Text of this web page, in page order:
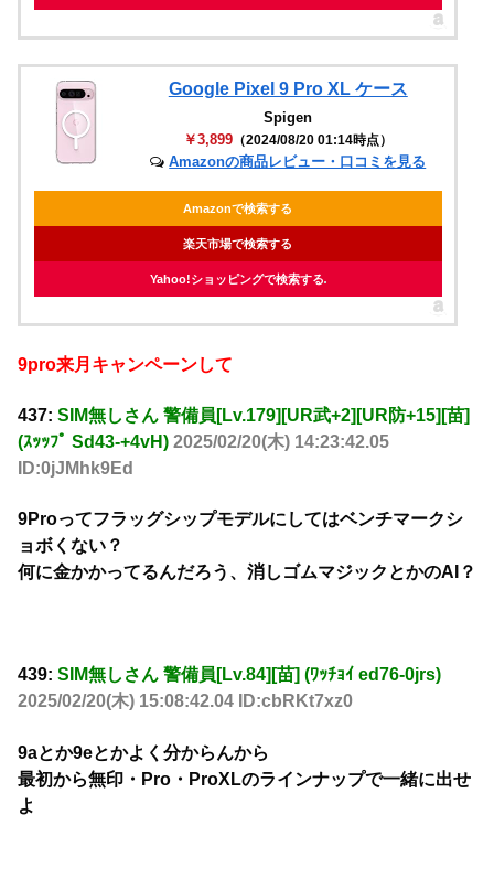
Google Pixel 9 Pro XL ケース
Spigen
￥3,899 （2024/08/20 01:14時点）
Amazonの商品レビュー・口コミを見る
Amazonで検索する
楽天市場で検索する
Yahoo!ショッピングで検索する
9pro来月キャンペーンして
437: SIM無しさん 警備員[Lv.179][UR武+2][UR防+15][苗]
(ｽｯｯﾌﾟ Sd43-+4vH) 2025/02/20(木) 14:23:42.05
ID:0jJMhk9Ed
9Proってフラッグシップモデルにしてはベンチマークシ
ョボくない？
何に金かかってるんだろう、消しゴムマジックとかのAI？
439: SIM無しさん 警備員[Lv.84][苗] (ﾜｯﾁｮｲ ed76-0jrs)
2025/02/20(木) 15:08:42.04 ID:cbRKt7xz0
9aとか9eとかよく分からんから
最初から無印・Pro・ProXLのラインナップで一緒に出せ
よ